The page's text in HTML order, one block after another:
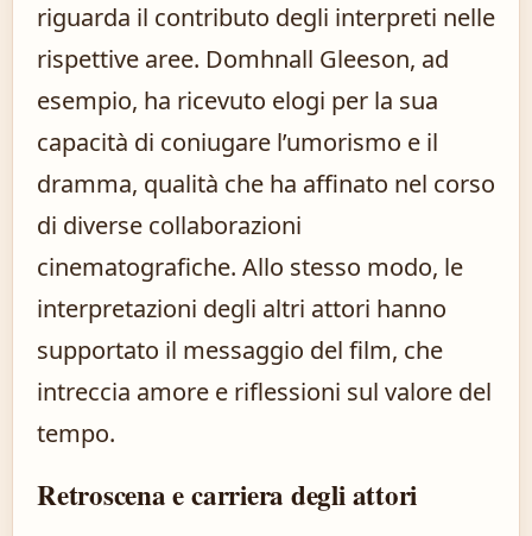
riguarda il contributo degli interpreti nelle
rispettive aree. Domhnall Gleeson, ad
esempio, ha ricevuto elogi per la sua
capacità di coniugare l’umorismo e il
dramma, qualità che ha affinato nel corso
di diverse collaborazioni
cinematografiche. Allo stesso modo, le
interpretazioni degli altri attori hanno
supportato il messaggio del film, che
intreccia amore e riflessioni sul valore del
tempo.
Retroscena e carriera degli attori